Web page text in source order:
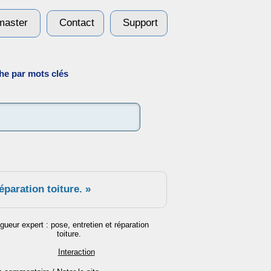
Contact Support
par mots clés
toiture. »
Interaction